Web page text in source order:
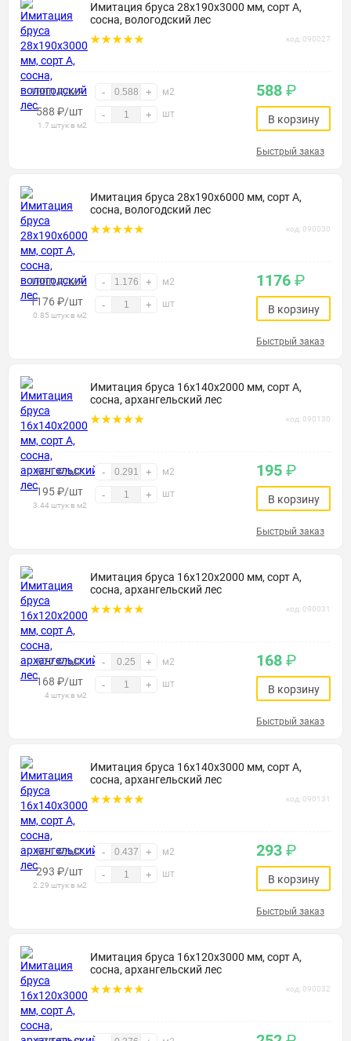
Имитация бруса 28х190х3000 мм, сорт А,
сосна, вологодский лес
код: 090027
1000 ₽/м2 - + м2
588 ₽/шт
1.7 штук в м2
- + шт
588 ₽
В корзину
Быстрый заказ
Имитация бруса 28х190х6000 мм, сорт А,
сосна, вологодский лес
код: 090030
1000 ₽/м2 - + м2
1176 ₽/шт
0.85 штук в м2
- + шт
1176 ₽
В корзину
Быстрый заказ
Имитация бруса 16х140х2000 мм, сорт А,
сосна, архангельский лес
код: 090130
671 ₽/м2 - + м2
195₽/шт
3.44 штук в м2
- + шт
195 ₽
В корзину
Быстрый заказ
Имитация бруса 16х120х2000 мм, сорт А,
сосна, архангельский лес
код: 090031
672 ₽/м2 - + м2
168 ₽/шт
4 штук в м2
- + шт
168 ₽
В корзину
Быстрый заказ
Имитация бруса 16х140х3000 мм, сорт А,
сосна, архангельский лес
код: 090131
671 ₽/м2 - + м2
293 ₽/шт
2.29 штук в м2
- + шт
293 ₽
В корзину
Быстрый заказ
Имитация бруса 16х120х3000 мм, сорт А,
сосна, архангельский лес
код: 090032